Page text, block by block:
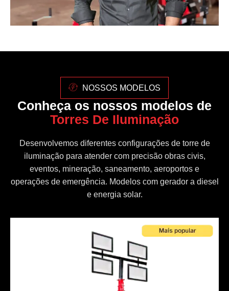
NOSSOS MODELOS
Conheça os nossos modelos de
Torres De Iluminação
Desenvolvemos diferentes configurações de torre de
iluminação para atender com precisão obras civis,
eventos, mineração, saneamento, aeroportos e
operações de emergência. Modelos com gerador a diesel
e energia solar.